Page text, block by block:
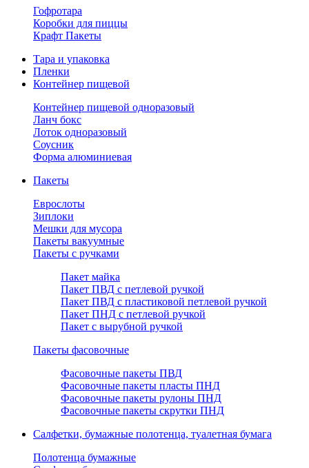
Гофротара
Коробки для пиццы
Крафт Пакеты
Тара и упаковка
Пленки
Контейнер пищевой
Контейнер пищевой одноразовый
Ланч бокс
Лоток одноразовый
Соусник
Форма алюминиевая
Пакеты
Еврослоты
Зиплоки
Мешки для мусора
Пакеты вакуумные
Пакеты с ручками
Пакет майка
Пакет ПВД с петлевой ручкой
Пакет ПВД с пластиковой петлевой ручкой
Пакет ПНД с петлевой ручкой
Пакет с вырубной ручкой
Пакеты фасовочные
Фасовочные пакеты ПВД
Фасовочные пакеты пласты ПНД
Фасовочные пакеты рулоны ПНД
Фасовочные пакеты скрутки ПНД
Салфетки, бумажные полотенца, туалетная бумага
Полотенца бумажные